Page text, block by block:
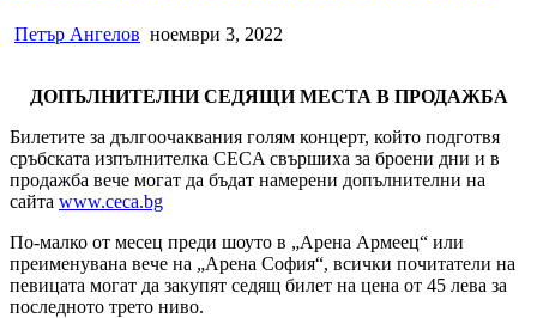
Петър Ангелов ноември 3, 2022
ДОПЪЛНИТЕЛНИ СЕДЯЩИ МЕСТА В ПРОДАЖБА
Билетите за дългоочаквания голям концерт, който подготвя
сръбската изпълнителка CECA свършиха за броени дни и в
продажба вече могат да бъдат намерени допълнителни на
сайта www.ceca.bg
По-малко от месец преди шоуто в „Арена Армеец“ или
преименувана вече на „Арена София“, всички почитатели на
певицата могат да закупят седящ билет на цена от 45 лева за
последното трето ниво.